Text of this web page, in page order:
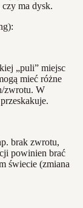
czy ma dysk.
„puli” miejsc
mieć różne
zwrotu. W
brak zwrotu,
powinien brać
świecie (zmiana